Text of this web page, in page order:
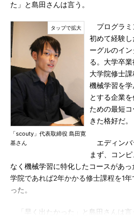
た」と島田さんは言う。
「scouty」代表取締役 島田寛
基さん
プログラミ
初めて経験
ーグルのイ
る。大学卒
大学院修士
機械学習を
とする企業
ための最短
きた格好だ。
エディンバ
まず、コン
なく機械学習に特化したコースがあ
学院であれば2年かかる修士課程を1
った。
「早く出たかった」と島田さんは言